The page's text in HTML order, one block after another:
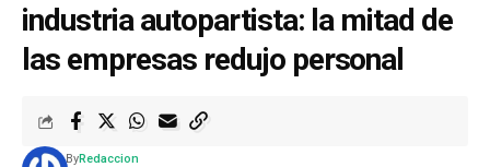
industria autopartista: la mitad de
las empresas redujo personal
ByRedaccion